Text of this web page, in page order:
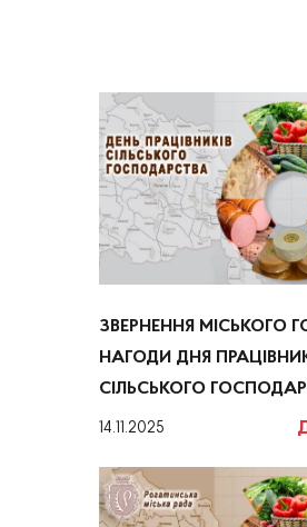
ЗВЕРНЕННЯ МІСЬКОГО
НАГОДИ ДНЯ
СІЛЬСЬКОГО
14.11.2025